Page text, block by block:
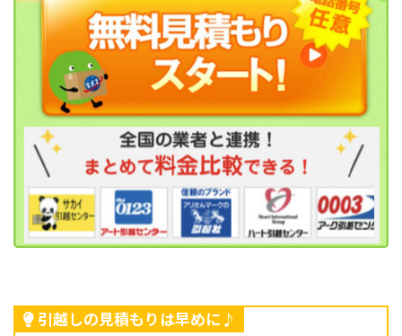
引越しの見積もりは早めに♪